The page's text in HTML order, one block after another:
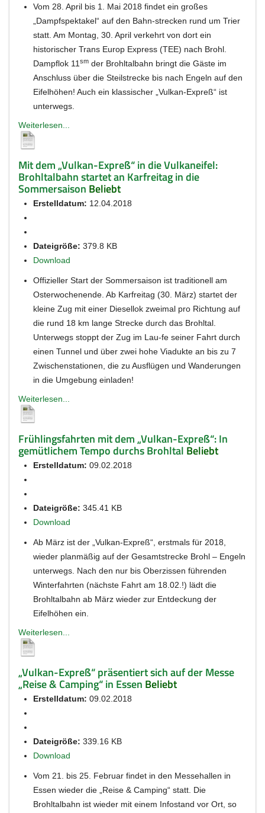
Vom 28. April bis 1. Mai 2018 findet ein großes
„Dampfspektakel“ auf den Bahn-strecken rund um Trier
statt. Am Montag, 30. April verkehrt von dort ein
historischer Trans Europ Express (TEE) nach Brohl.
Dampflok 11 sm der Brohltalbahn bringt die Gäste im
Anschluss über die Steilstrecke bis nach Engeln auf den
Eifelhöhen! Auch ein klassischer „Vulkan-Expreß“ ist
unterwegs.
Weiterlesen...
Mit dem „Vulkan-Expreß“ in die Vulkaneifel:
Brohltalbahn startet an Karfreitag in die
Sommersaison Beliebt
Erstelldatum: 12.04.2018
Dateigröße: 379.8 KB
Download
Offizieller Start der Sommersaison ist traditionell am
Osterwochenende. Ab Karfreitag (30. März) startet der
kleine Zug mit einer Diesellok zweimal pro Richtung auf
die rund 18 km lange Strecke durch das Brohltal.
Unterwegs stoppt der Zug im Lau-fe seiner Fahrt durch
einen Tunnel und über zwei hohe Viadukte an bis zu 7
Zwischenstationen, die zu Ausflügen und Wanderungen
in die Umgebung einladen!
Weiterlesen...
Frühlingsfahrten mit dem „Vulkan-Expreß“: In
gemütlichem Tempo durchs Brohltal Beliebt
Erstelldatum: 09.02.2018
Dateigröße: 345.41 KB
Download
Ab März ist der „Vulkan-Expreß“, erstmals für 2018,
wieder planmäßig auf der Gesamtstrecke Brohl – Engeln
unterwegs. Nach den nur bis Oberzissen führenden
Winterfahrten (nächste Fahrt am 18.02.!) lädt die
Brohltalbahn ab März wieder zur Entdeckung der
Eifelhöhen ein.
Weiterlesen...
„Vulkan-Expreß“ präsentiert sich auf der Messe
„Reise & Camping“ in Essen Beliebt
Erstelldatum: 09.02.2018
Dateigröße: 339.16 KB
Download
Vom 21. bis 25. Februar findet in den Messehallen in
Essen wieder die „Reise & Camping“ statt. Die
Brohltalbahn ist wieder mit einem Infostand vor Ort, so